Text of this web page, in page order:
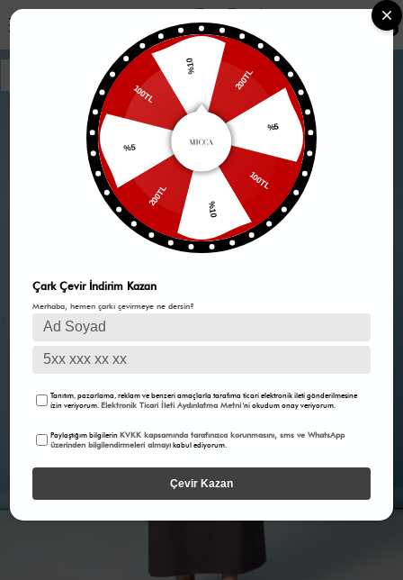
0
%10 200TL
%5
100TL
%10
200TL
%5
100TL
Çark Çevir İndirim Kazan
Merhaba, hemen çarkı çevirmeye ne dersin?
Tanıtım, pazarlama, reklam ve benzeri amaçlarla tarafıma ticari elektronik ileti gönderilmesine
izin veriyorum.Elektronik Ticari İleti Aydınlatma Metni 'ni okudum onay veriyorum.
Paylaştığım bilgilerinKVKK kapsamında tarafınızca korunmasını, sms ve WhatsApp
üzerinden bilgilendirmeleri almayı kabul ediyorum.
Çevir Kazan